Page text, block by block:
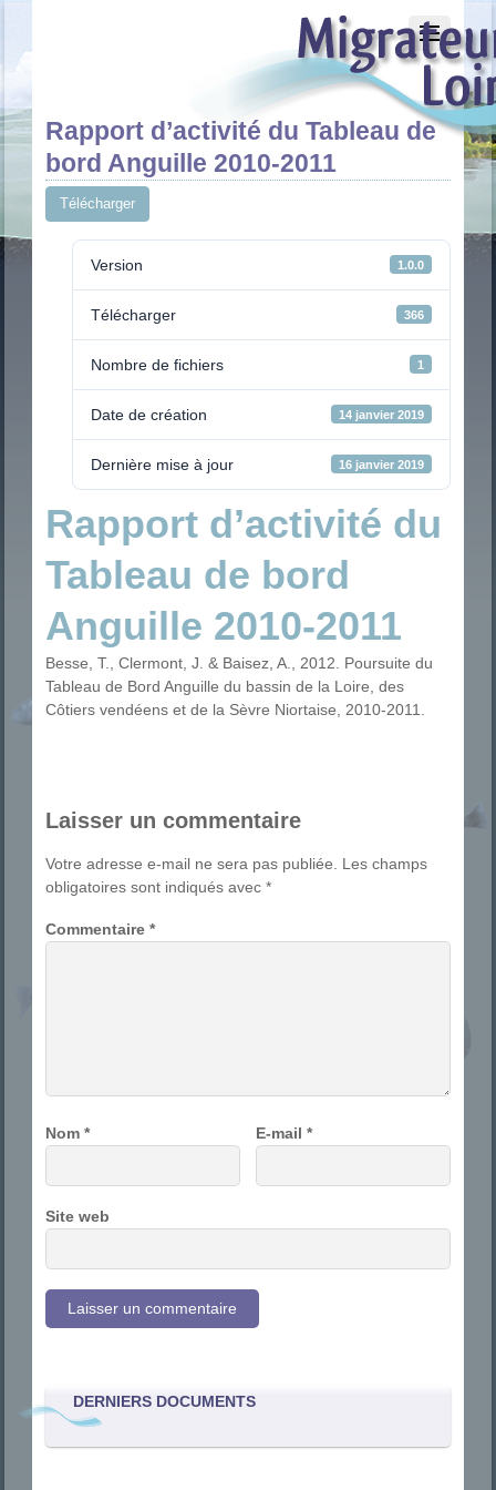
Rapport d’activité du Tableau de
bord Anguille 2010-2011
Télécharger
Version 1.0.0
Télécharger 366
Nombre de fichiers 1
Date de création 14 janvier 2019
Dernière mise à jour 16 janvier 2019
Rapport d’activité du
Tableau de bord
Anguille 2010-2011
Besse, T., Clermont, J. & Baisez, A., 2012. Poursuite du
Tableau de Bord Anguille du bassin de la Loire, des
Côtiers vendéens et de la Sèvre Niortaise, 2010-2011.
Laisser un commentaire
Votre adresse e-mail ne sera pas publiée.
Les champs
obligatoires sont indiqués avec*
Commentaire*
Nom* E-mail*
Site web
DERNIERS DOCUMENTS